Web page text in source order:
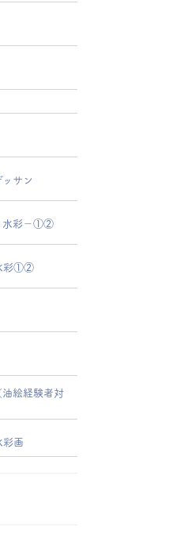
サン
水彩－①②
彩①②
絵経験者対
彩画